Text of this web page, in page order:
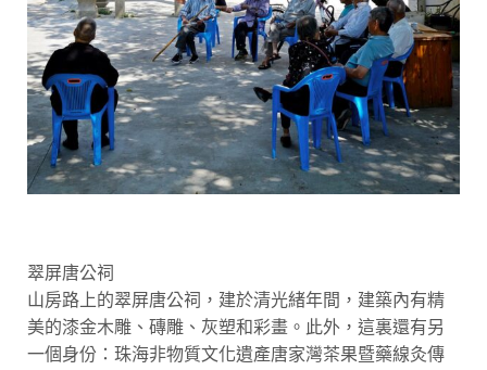
翠屏唐公祠
山房路上的翠屏唐公祠，建於清光緒年間，建築內有精
美的漆金木雕、磚雕、灰塑和彩畫。此外，這裏還有另
一個身份：珠海非物質文化遺產唐家灣茶果暨藥線灸傳